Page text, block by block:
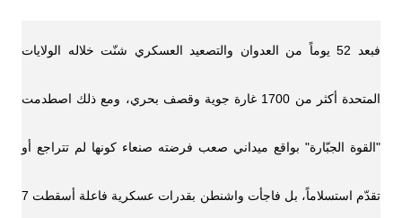
فبعد 52 يوماً من العدوان والتصعيد العسكري شنّت خلاله الولايات
المتحدة أكثر من 1700 غارة جوية وقصف بحري، ومع ذلك اصطدمت
"القوة الجبّارة" بواقع ميداني صعب فرضته صنعاء كونها لم تتراجع أو
تقدّم استسلاماً، بل فاجأت واشنطن بقدرات عسكرية فاعلة أسقطت 7